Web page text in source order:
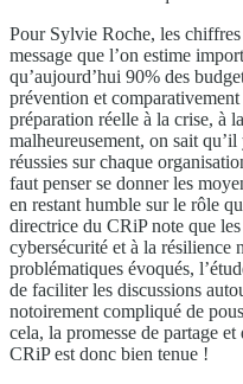
Pour Sylvie Roche, les
message que l’on estime
qu’aujourd’hui 90% des
prévention et
préparation réelle à la crise, à
malheureusement, on sait
réussies sur chaque
faut penser se donner les
en restant humble sur le rôle
directrice du CRiP note que
cybersécurité et à la résilience
problématiques évoqués,
de faciliter les discussions
notoirement compliqué de
cela, la promesse de partage
CRiP est donc bien tenue !